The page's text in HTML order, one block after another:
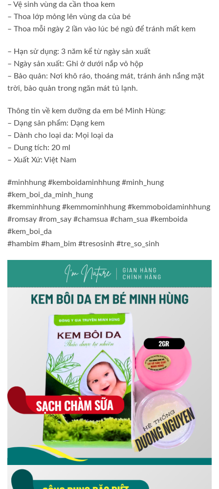
– Vệ sinh vùng da cần thoa kem
– Thoa lớp mỏng lên vùng da của bé
– Thoa mỗi ngày 2 lần vào lúc bé ngủ để tránh mất kem
– Hạn sử dụng: 3 năm kể từ ngày sản xuất
– Ngày sản xuất: Ghi ở dưới nắp vỏ hộp
– Bảo quản: Nơi khô ráo, thoáng mát, tránh ánh nắng mặt
trời, bảo quản trong ngăn mát tủ lạnh.
Thông tin về kem dưỡng da em bé Minh Hùng:
– Dạng sản phẩm: Dạng kem
– Dành cho loại da: Mọi loại da
– Dung tích: 20 ml
– Xuất Xứ: Việt Nam
#minhhung #kemboidaminhhung #minh_hung
#kem_boi_da_minh_hung
#kemminhhung #kemmominhhung #kemmoboidaminhhung
#romsay #rom_say #chamsua #cham_sua #kemboida
#kem_boi_da
#hambim #ham_bim #tresosinh #tre_so_sinh